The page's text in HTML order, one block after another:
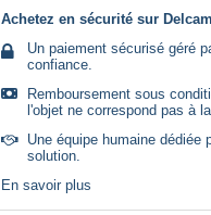
Achetez en sécurité sur
Un paiement sécurisé géré
confiance.
Remboursement sous
l'objet ne correspond pas à
Une équipe humaine dédiée
solution.
En savoir plus